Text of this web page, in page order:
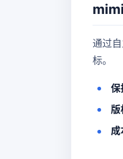
通过
标。
保
版